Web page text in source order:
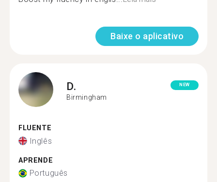
Baixe o aplicativo
D.
Birmingham
NEW
FLUENTE
Inglês
APRENDE
Português